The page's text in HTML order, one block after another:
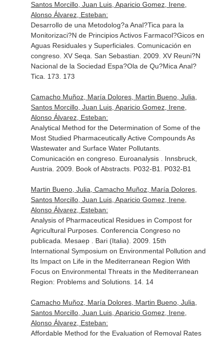
Santos Morcillo, Juan Luis, Aparicio Gomez, Irene,
Alonso Álvarez, Esteban:
Desarrollo de una Metodolog?a Anal?Tica para la
Monitorizaci?N de Principios Activos Farmacol?Gicos en
Aguas Residuales y Superficiales. Comunicación en
congreso. XV Seqa. San Sebastian. 2009. XV Reuni?N
Nacional de la Sociedad Espa?Ola de Qu?Mica Anal?
Tica. 173. 173
Camacho Muñoz, María Dolores, Martin Bueno, Julia,
Santos Morcillo, Juan Luis, Aparicio Gomez, Irene,
Alonso Álvarez, Esteban:
Analytical Method for the Determination of Some of the
Most Studied Pharmaceutically Active Compounds As
Wastewater and Surface Water Pollutants.
Comunicación en congreso. Euroanalysis . Innsbruck,
Austria. 2009. Book of Abstracts. P032-B1. P032-B1
Martin Bueno, Julia, Camacho Muñoz, María Dolores,
Santos Morcillo, Juan Luis, Aparicio Gomez, Irene,
Alonso Álvarez, Esteban:
Analysis of Pharmaceutical Residues in Compost for
Agricultural Purposes. Conferencia Congreso no
publicada. Mesaep . Bari (Italia). 2009. 15th
International Symposium on Environmental Pollution and
Its Impact on Life in the Mediterranean Region With
Focus on Environmental Threats in the Mediterranean
Region: Problems and Solutions. 14. 14
Camacho Muñoz, María Dolores, Martin Bueno, Julia,
Santos Morcillo, Juan Luis, Aparicio Gomez, Irene,
Alonso Álvarez, Esteban:
Affordable Method for the Evaluation of Removal Rates